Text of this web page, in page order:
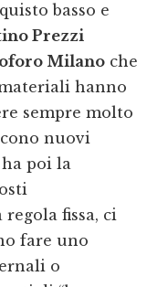
basso e
Prezzi
Milano che
hanno
sempre molto
nuovi
poi la
fissa, ci
fare uno
o